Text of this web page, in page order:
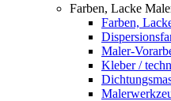
Farben, Lacke
Farben,
Maler-
Kleber /